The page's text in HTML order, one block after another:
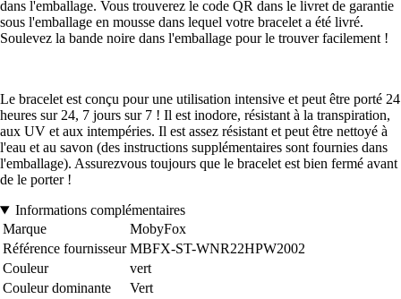
dans l'emballage. Vous trouverez le code QR dans le livret de garantie
sous l'emballage en mousse dans lequel votre bracelet a été livré.
Soulevez la bande noire dans l'emballage pour le trouver facilement !
Le bracelet est conçu pour une utilisation intensive et peut être porté 24
heures sur 24, 7 jours sur 7 ! Il est inodore, résistant à la transpiration,
aux UV et aux intempéries. Il est assez résistant et peut être nettoyé à
l'eau et au savon (des instructions supplémentaires sont fournies dans
l'emballage). Assurezvous toujours que le bracelet est bien fermé avant
de le porter !
Informations complémentaires
Marque
MobyFox
Référence fournisseur MBFX-ST-WNR22HPW2002
Couleur
vert
Couleur dominante
Vert